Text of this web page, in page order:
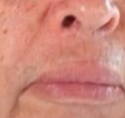
Mexicano de
exploración para
Sabinas-
y Burgos en la
salada y gas no